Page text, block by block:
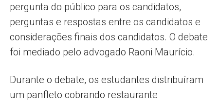
pergunta do público para os candidatos,
perguntas e respostas entre os candidatos e
considerações finais dos candidatos. O debate
foi mediado pelo advogado Raoni Maurício.
Durante o debate, os estudantes distribuíram
um panfleto cobrando restaurante